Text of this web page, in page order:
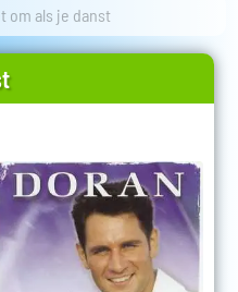
om als je danst